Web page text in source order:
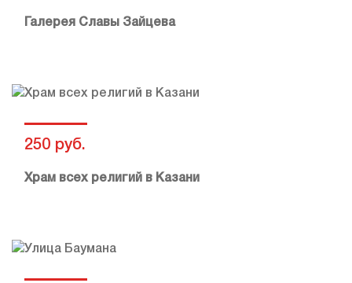
Галерея Славы Зайцева
250 руб.
Храм всех религий в Казани